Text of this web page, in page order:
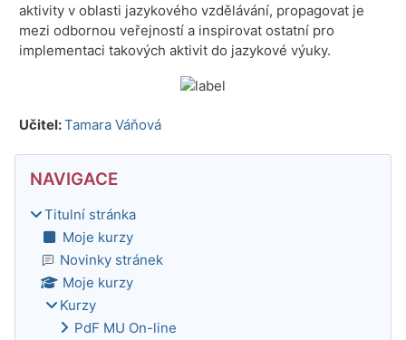
aktivity v oblasti jazykového vzdělávání, propagovat je
mezi odbornou veřejností a inspirovat ostatní pro
implementaci takových aktivit do jazykové výuky.
Učitel:Tamara Váňová
Bloky
NAVIGACE
Titulní stránka
Moje kurzy
Novinky stránek
Moje kurzy
Kurzy
PdF MU On-line